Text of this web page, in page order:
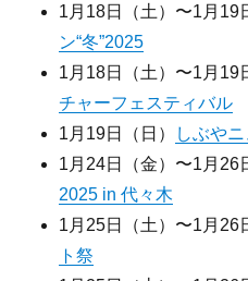
1月18日（土）〜1月19
ン“冬”2025
1月18日（土）〜1月19
チャーフェスティバル
1月19日（日）
しぶや
1月24日（金）〜1月26
2025 in 代々木
1月25日（土）〜1月26
ト祭